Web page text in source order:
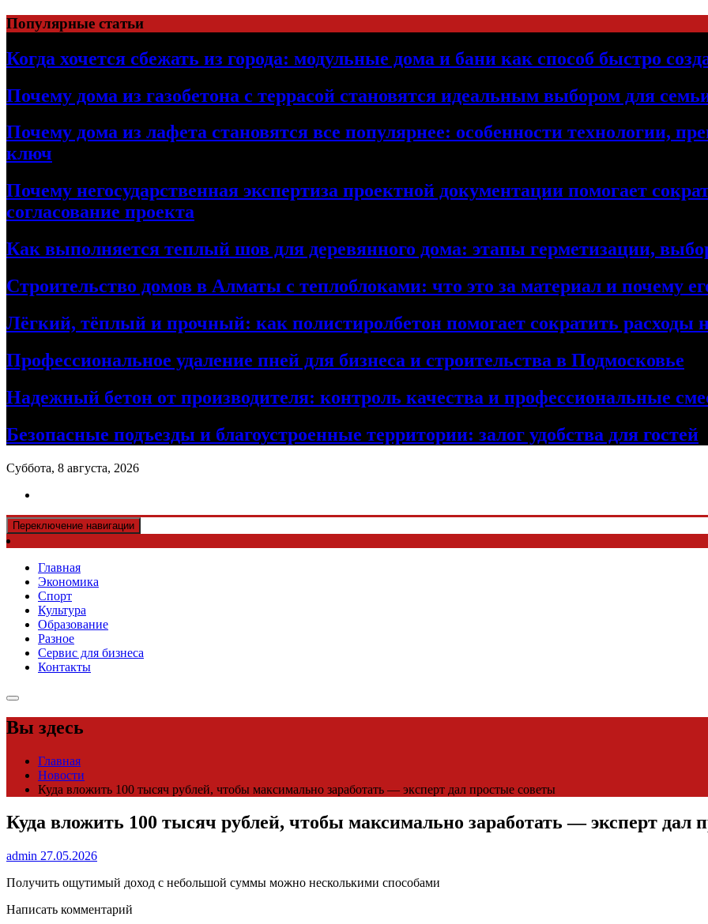
Перейти
к
содержимому
Популярные статьи
Когда хочется сбежать из города: модульные дома и бани как способ быстро
Почему дома из газобетона с террасой становятся идеальным выбором для
Почему дома из лафета становятся все популярнее: особенности технологии,
ключ
Почему негосударственная экспертиза проектной документации помогает
согласование проекта
Как выполняется теплый шов для деревянного дома: этапы герметизации,
Строительство домов в Алматы с теплоблоками: что это за материал и почему
Лёгкий, тёплый и прочный: как полистиролбетон помогает сократить расходы
Профессиональное удаление пней для бизнеса и строительства в Подмосковье
Надежный бетон от производителя: контроль качества и профессиональные
Безопасные подъезды и благоустроенные территории: залог удобства для гостей
Суббота, 8 августа, 2026
Переключение навигации
Главная
Экономика
Спорт
Культура
Образование
Разное
Сервис для бизнеса
Контакты
Вы здесь
Главная
Новости
Куда вложить 100 тысяч рублей, чтобы максимально заработать — эксперт дал простые советы
Куда вложить 100 тысяч рублей, чтобы максимально заработать — эксперт дал
admin 27.05.2026
Получить ощутимый доход с небольшой суммы можно несколькими способами
Написать комментарий